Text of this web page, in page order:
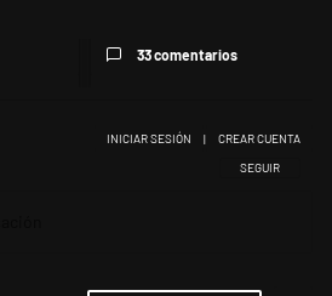
33 comentarios
SIGA ESTA
SEGUIR
INICIAR SESIÓN | CREAR CUENTA